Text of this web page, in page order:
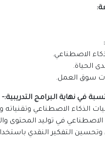
الاصطناعي.
الحياة.
سوق العمل.
في نهاية البرامج التدريبية:-
الذكاء الاصطناعي وتقنياته
في توليد المحتوى
وتحسين التفكير النقدي